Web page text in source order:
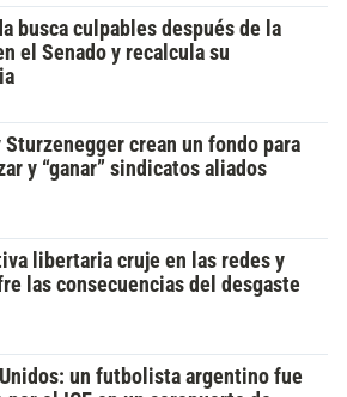
busca culpables después de la
el Senado y recalcula su
Sturzenegger crean un fondo para
y “ganar” sindicatos aliados
libertaria cruje en las redes y
las consecuencias del desgaste
un futbolista argentino fue